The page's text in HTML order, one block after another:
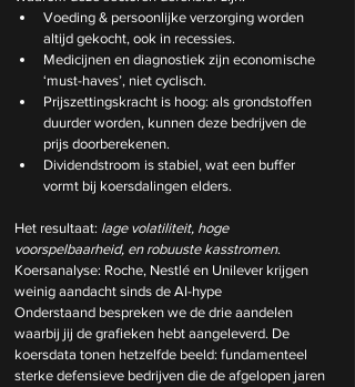
Voeding & persoonlijke verzorging worden
altijd gekocht, ook in recessies.
Medicijnen en diagnostiek zijn economische
‘must-haves’, niet cyclisch.
Prijszettingskracht is hoog: als grondstoffen
duurder worden, kunnen deze bedrijven de
prijs doorberekenen.
Dividendstroom is stabiel, wat een buffer
vormt bij koersdalingen elders.
Het resultaat: lage volatiliteit, hoge
voorspelbaarheid, en robuuste kasstromen.
Koersanalyse: Roche, Nestlé en Unilever krijgen
weinig aandacht sinds de AI-hype
Onderstaand bespreken we de drie aandelen
waarbij jij de grafieken hebt aangeleverd. De
koersdata tonen hetzelfde beeld: fundamenteel
sterke defensieve bedrijven die de afgelopen jaren